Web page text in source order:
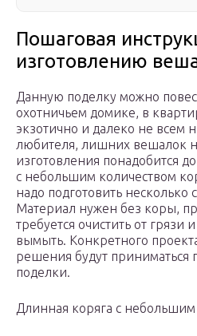
Пошаговая
изготовлению
Данную поделку можно
охотничьем домике, в
экзотично и далеко не всем
любителя, лишних вешалок
изготовления понадобится
с небольшим количеством
надо подготовить несколько
Материал нужен без коры,
требуется очистить от грязи
вымыть. Конкретного
решения будут приниматься
поделки.
Длинная коряга с